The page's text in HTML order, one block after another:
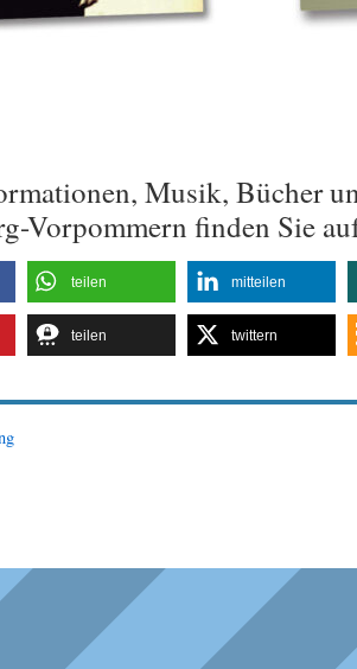
Musik, Bücher
Vorpommern finden Sie
teilen mitteilen
teilen twittern